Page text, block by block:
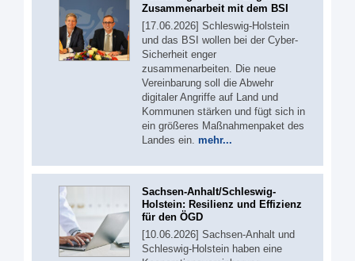
Zusammenarbeit mit dem BSI
[17.06.2026] Schleswig-Holstein
und das BSI wollen bei der Cyber-
Sicherheit enger
zusammenarbeiten. Die neue
Vereinbarung soll die Abwehr
digitaler Angriffe auf Land und
Kommunen stärken und fügt sich in
ein größeres Maßnahmenpaket des
Landes ein. mehr...
Sachsen-Anhalt/Schleswig-
Holstein: Resilienz und Effizienz
für den ÖGD
[10.06.2026] Sachsen-Anhalt und
Schleswig-Holstein haben eine